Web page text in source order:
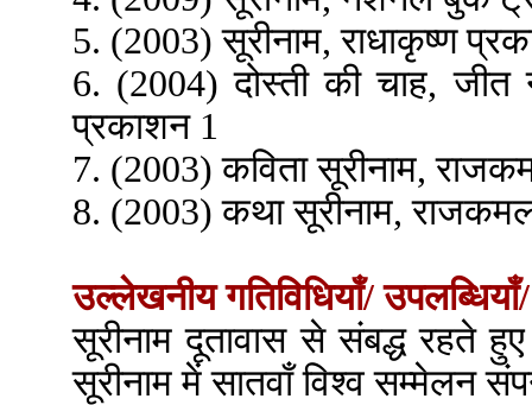
5. (2003) सूरीनाम, राधाकृष्ण
6. (2004) दोस्ती की चाह,
प्रकाशन 1
7. (2003) कविता सूरीनाम,
8. (2003) कथा सूरीनाम,
उल्लेखनीय गतिविधियाँ/ उपलब्धियाँ/
सूरीनाम दूतावास से संबद्ध रहते
सूरीनाम में सातवाँ विश्व सम्मेलन